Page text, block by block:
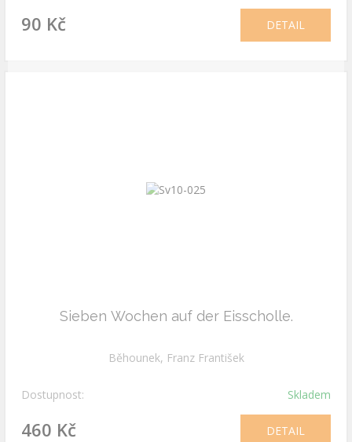
90 Kč DETAIL
Sieben Wochen auf der Eisscholle.
Běhounek, Franz František
Dostupnost: Skladem
460 Kč DETAIL